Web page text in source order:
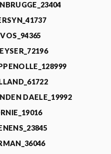
DAELE_19992